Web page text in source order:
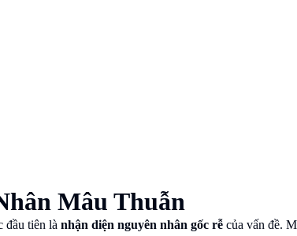
Mâu Thuẫn
đầu tiên là nhận diện nguyên nhân gốc rễ của vấn đề.